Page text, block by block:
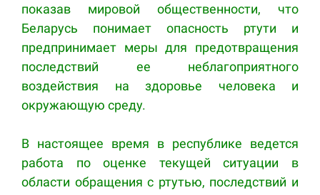
показав мировой общественности, что
Беларусь понимает опасность ртути и
предпринимает меры для предотвращения
последствий ее неблагоприятного
воздействия на здоровье человека и
окружающую среду.
В настоящее время в республике ведется
работа по оценке текущей ситуации в
области обращения с ртутью, последствий и